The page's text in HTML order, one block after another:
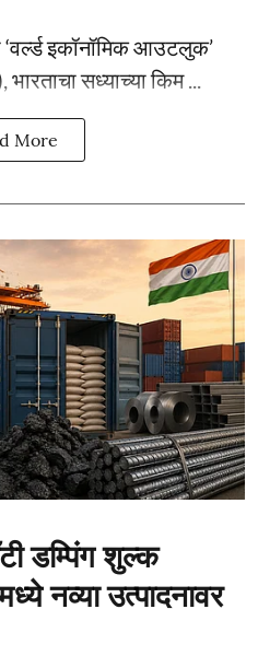
इकॉनॉमिक आउटलुक’
सध्याच्या किम ...
More
डम्पिंग शुल्क
नव्या उत्पादनावर